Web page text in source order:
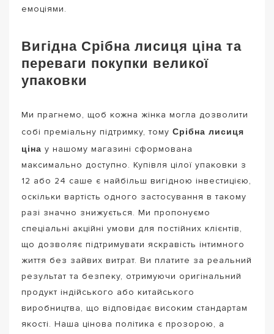
емоціями.
Вигідна Срібна лисиця ціна та
переваги покупки великої
упаковки
Ми прагнемо, щоб кожна жінка могла дозволити
собі преміальну підтримку, тому Срібна лисиця
ціна у нашому магазині сформована
максимально доступно. Купівля цілої упаковки з
12 або 24 саше є найбільш вигідною інвестицією,
оскільки вартість одного застосування в такому
разі значно знижується. Ми пропонуємо
спеціальні акційні умови для постійних клієнтів,
що дозволяє підтримувати яскравість інтимного
життя без зайвих витрат. Ви платите за реальний
результат та безпеку, отримуючи оригінальний
продукт індійського або китайського
виробництва, що відповідає високим стандартам
якості. Наша цінова політика є прозорою, а